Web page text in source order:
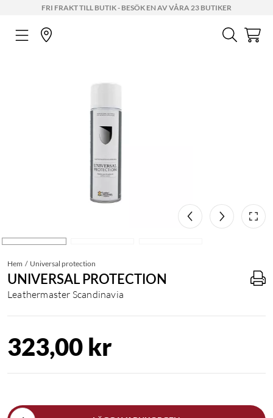
FRI FRAKT TILL BUTIK - BESÖK EN AV VÅRA 23 BUTIKER
Hem Universal protection
UNIVERSAL PROTECTION
Leathermaster Scandinavia
323,00 kr